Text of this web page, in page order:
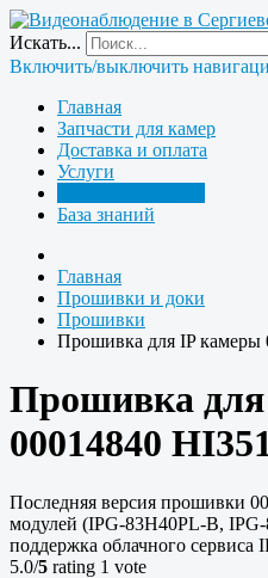
Искать...
Включить/выключить
Главная
Запчасти для камер
Доставка и оплата
Услуги
База знаний
Главная
Прошивки и доки
Прошивки
Прошивка для IP камеры
Прошивка
00014840
Последняя версия прошивки
модулей (IPG-83H40PL-B,
поддержка облачного сервиса
5.0/5 rating 1 vote